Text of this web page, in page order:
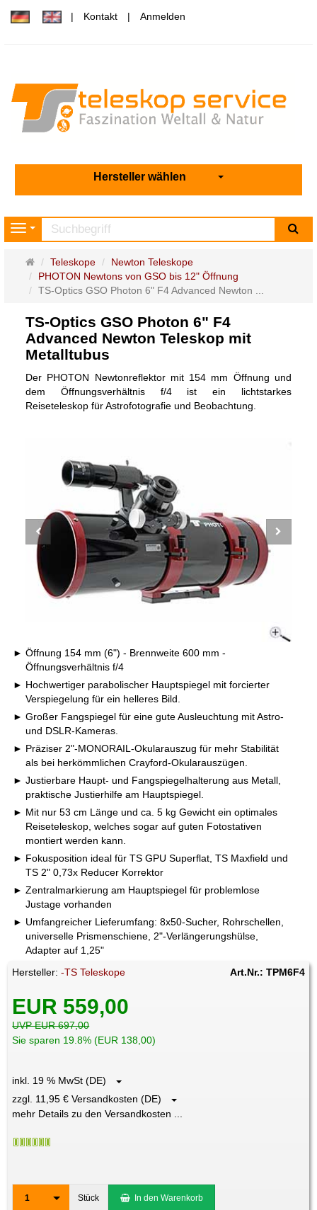
Kontakt Anmelden
Hersteller wählen
Navigation
Startseite
Teleskope
Newton Teleskope
PHOTON Newtons von GSO bis 12" Öffnung
TS-Optics GSO Photon 6" F4 Advanced Newton ...
TS-Optics GSO Photon 6" F4
Advanced Newton Teleskop mit
Metalltubus
Der PHOTON Newtonreflektor mit 154 mm Öffnung und
dem Öffnungsverhältnis f/4 ist ein lichtstarkes
Reiseteleskop für Astrofotografie und Beobachtung.
Öffnung 154 mm (6") - Brennweite 600 mm -
Öffnungsverhältnis f/4
Hochwertiger parabolischer Hauptspiegel mit forcierter
Verspiegelung für ein helleres Bild.
Großer Fangspiegel für eine gute Ausleuchtung mit Astro-
und DSLR-Kameras.
Präziser 2"-MONORAIL-Okularauszug für mehr Stabilität
als bei herkömmlichen Crayford-Okularauszügen.
Justierbare Haupt- und Fangspiegelhalterung aus Metall,
praktische Justierhilfe am Hauptspiegel.
Mit nur 53 cm Länge und ca. 5 kg Gewicht ein optimales
Reiseteleskop, welches sogar auf guten Fotostativen
montiert werden kann.
Fokusposition ideal für TS GPU Superflat, TS Maxfield und
TS 2" 0,73x Reducer Korrektor
Zentralmarkierung am Hauptspiegel für problemlose
Justage vorhanden
Umfangreicher Lieferumfang: 8x50-Sucher, Rohrschellen,
universelle Prismenschiene, 2"-Verlängerungshülse,
Adapter auf 1,25"
Hersteller:-TS Teleskope Art.Nr.: TPM6F4
EUR 559,00
UVP EUR 697,00
Sie sparen 19.8% (EUR 138,00)
inkl. 19 % MwSt (DE)
zzgl. 11,95 € Versandkosten (DE)
mehr Details zu den Versandkosten ...
1 Stück In den Warenkorb